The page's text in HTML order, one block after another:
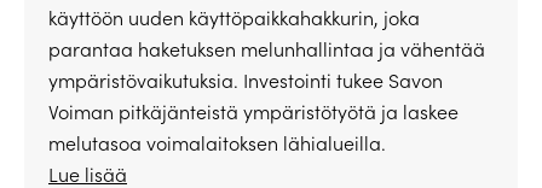
käyttöön uuden käyttöpaikkahakkurin, joka
parantaa haketuksen melunhallintaa ja vähentää
ympäristövaikutuksia. Investointi tukee Savon
Voiman pitkäjänteistä ympäristötyötä ja laskee
melutasoa voimalaitoksen lähialueilla.
Lue lisää